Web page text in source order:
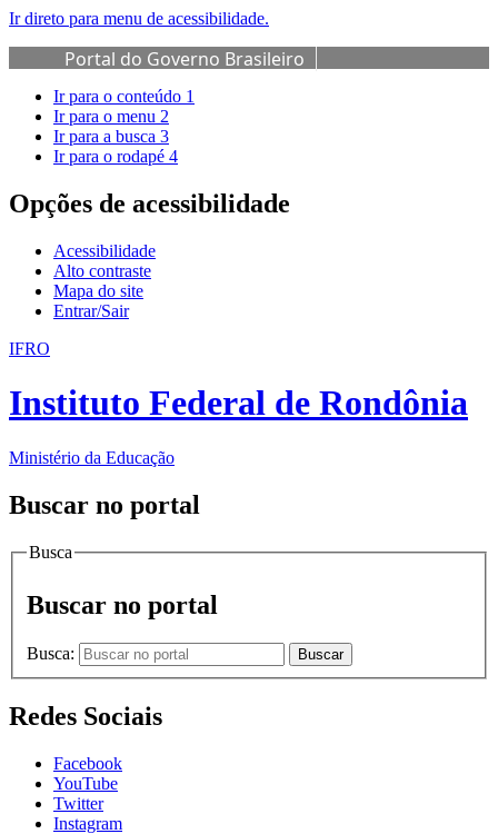
Ir direto para menu de acessibilidade.
Portal do Governo Brasileiro
Ir para o conteúdo 1
Ir para o menu 2
Ir para a busca 3
Ir para o rodapé 4
Opções de acessibilidade
Acessibilidade
Alto contraste
Mapa do site
Entrar/Sair
IFRO
Instituto Federal de Rondônia
Ministério da Educação
Buscar no portal
Busca
Buscar no portal
Busca: Buscar
Redes Sociais
Facebook
YouTube
Twitter
Instagram